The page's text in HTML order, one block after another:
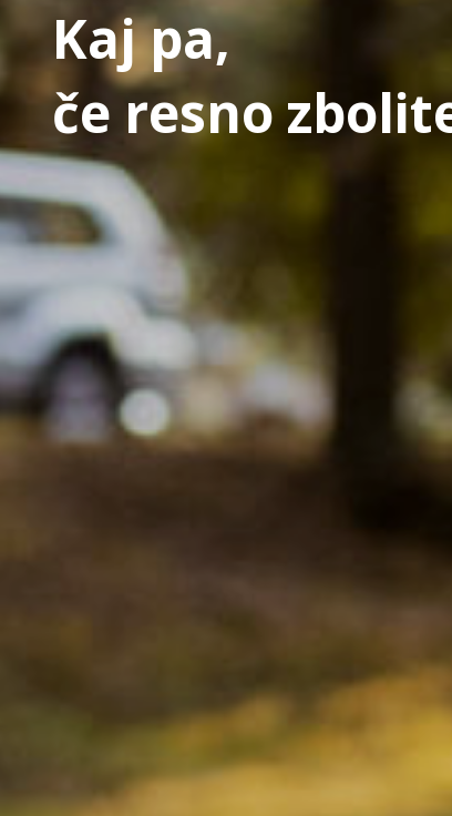
Kaj pa,
če resno